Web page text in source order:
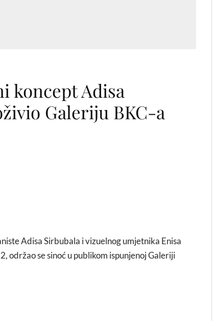
koncept Adisa
Galeriju BKC-a
Adisa Sirbubala i vizuelnog umjetnika Enisa
održao se sinoć u publikom ispunjenoj Galeriji